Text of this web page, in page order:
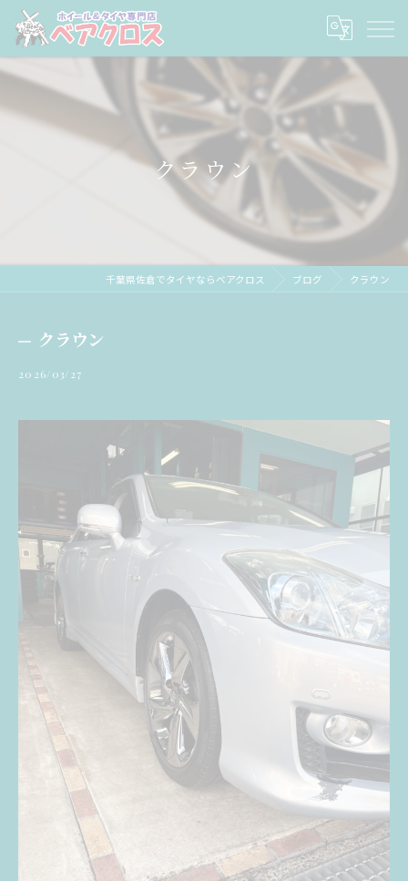
クラウン
千葉県佐倉でタイヤならベアクロス ブログ クラウン
クラウン
2026/03/27